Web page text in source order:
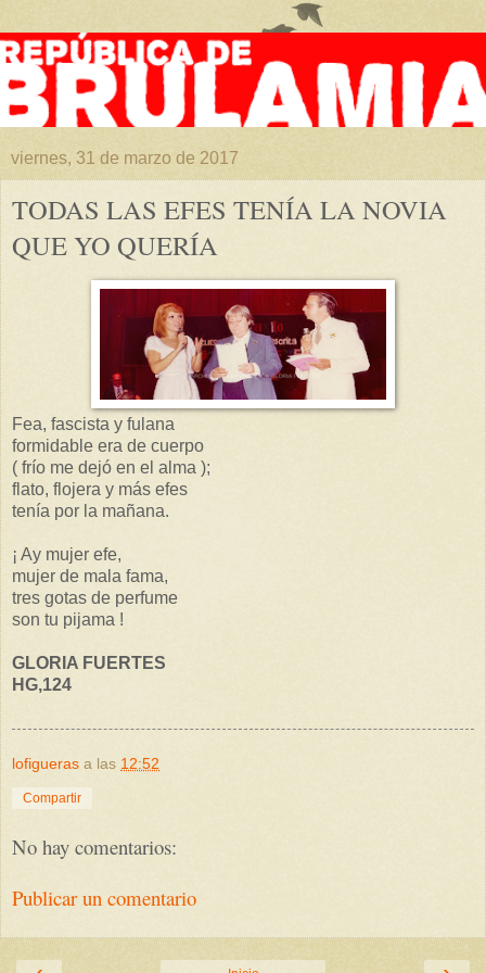
viernes, 31 de marzo de 2017
TODAS LAS EFES TENÍA LA NOVIA
QUE YO QUERÍA
Fea, fascista y fulana
formidable era de cuerpo
( frío me dejó en el alma );
flato, flojera y más efes
tenía por la mañana.
¡ Ay mujer efe,
mujer de mala fama,
tres gotas de perfume
son tu pijama !
GLORIA FUERTES
HG,124
lofigueras a las 12:52
Compartir
No hay comentarios:
Publicar un comentario